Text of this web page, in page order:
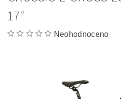
17"
Neohodnoceno